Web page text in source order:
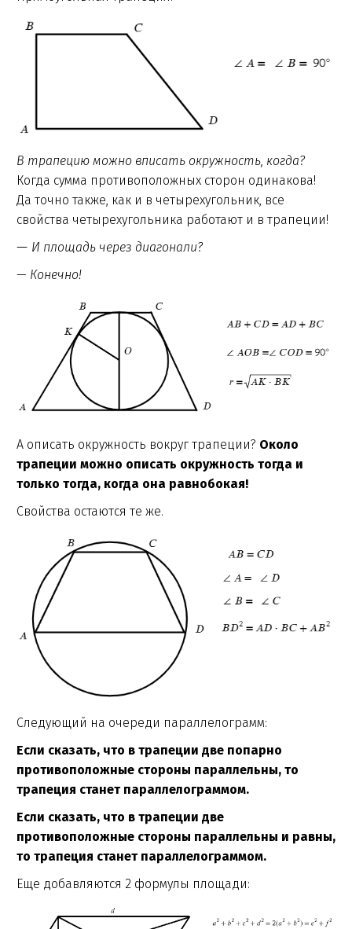
В трапецию можно вписать окружность, когда?
Когда сумма противоположных сторон одинакова!
Да точно также, как и в четырехугольник, все
свойства четырехугольника работают и в трапеции!
— И площадь через диагонали?
— Конечно!
А описать окружность вокруг трапеции? Около
трапеции можно описать окружность тогда и
только тогда, когда она равнобокая!
Свойства остаются те же.
Следующий на очереди параллелограмм:
Если сказать, что в трапеции две попарно
противоположные стороны параллельны, то
трапеция станет параллелограммом.
Если сказать, что в трапеции две
противоположные стороны параллельны и равны,
то трапеция станет параллелограммом.
Еще добавляются 2 формулы площади: